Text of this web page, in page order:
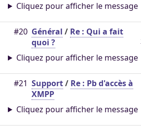
Cliquez pour afficher le message
#20 Général / Re : Qui a fait
quoi ?
Cliquez pour afficher le message
#21 Support/ Re : Pb d'accès à
XMPP
Cliquez pour afficher le message